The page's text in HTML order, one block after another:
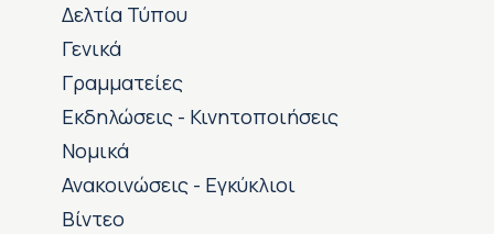
Δελτία Τύπου
Γενικά
Γραμματείες
Εκδηλώσεις - Κινητοποιήσεις
Νομικά
Ανακοινώσεις - Εγκύκλιοι
Βίντεο